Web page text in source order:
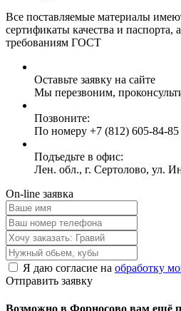
Все поставляемые материалы
сертификаты качества и паспорта,
требованиям ГОСТ
Оставьте заявку на сайте
Мы перезвоним,
Позвоните:
По номеру +7 (812) 605-84-85
Подъедьте в офис:
Лен. обл., г. Сертолово, ул.
On-line заявка
Я даю согласие на обработку
Отправить заявку